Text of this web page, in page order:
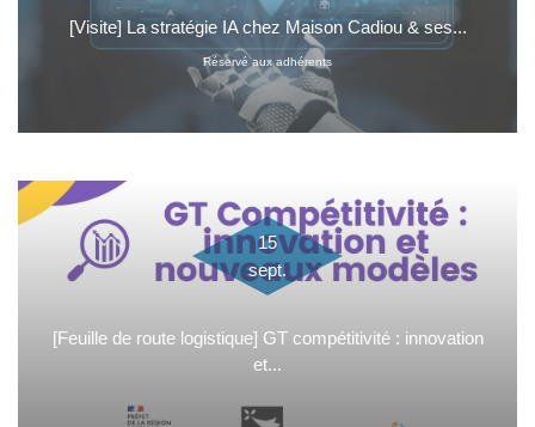
[Visite] La stratégie IA chez Maison Cadiou & ses...
Réservé aux adhérents
15
sept.
[Feuille de route logistique] GT compétitivité : innovation
et...